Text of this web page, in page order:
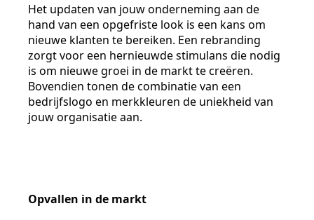
Het updaten van jouw onderneming aan de
hand van een opgefriste look is een kans om
nieuwe klanten te bereiken. Een rebranding
zorgt voor een hernieuwde stimulans die nodig
is om nieuwe groei in de markt te creëren.
Bovendien tonen de combinatie van een
bedrijfslogo en merkkleuren de uniekheid van
jouw organisatie aan.
Opvallen in de markt